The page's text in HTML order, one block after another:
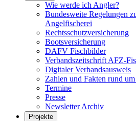
Wie werde ich Angler?
Bundesweite Regelungen
Angelfischerei
Rechtsschutzversicherung
Bootsversicherung
DAFV Fischbilder
Verbandszeitschrift AFZ-
Digitaler Verbandsausweis
Zahlen und Fakten rund
Termine
Presse
Newsletter Archiv
Projekte